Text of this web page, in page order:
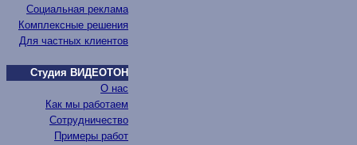
Социальная реклама
Комплексные решения
Для частных клиентов
Студия ВИДЕОТОН
О нас
Как мы работаем
Сотрудничество
Примеры работ